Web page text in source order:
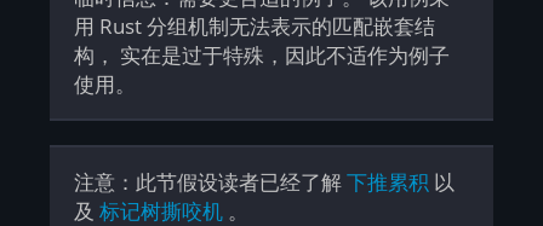
用 Rust 分组机制无法表示的匹配嵌套结
构， 实在是过于特殊，因此不适作为例子
使用。
注意：此节假设读者已经了解下推累积 以
及 标记树撕咬机。